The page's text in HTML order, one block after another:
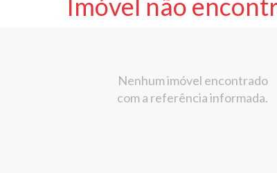
Imóvel não
Nenhum imóvel encontrado
com a referência informada.